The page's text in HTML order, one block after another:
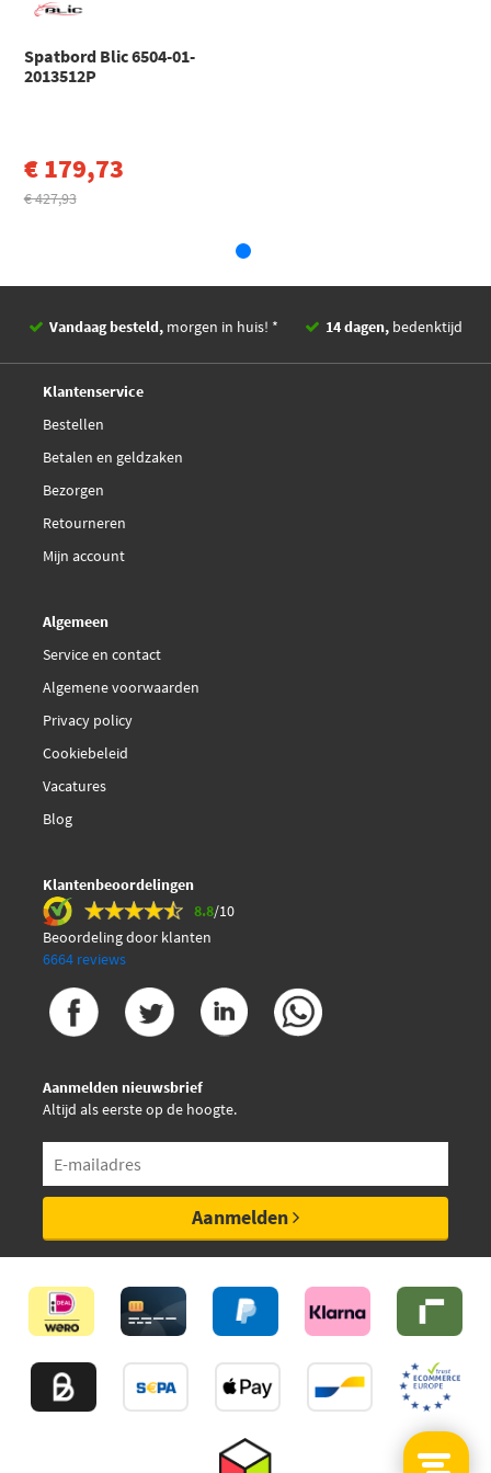
500 (312_) (2007 - 2000)
Fiat
500
500 (312_) (2007 - 2000)
Spatbord Blic 6504-01-
2013512P
€ 179,73
€ 427,93
Vandaag besteld, morgen in huis! * 14 dagen, bedenktijd
Klantenservice
Bestellen
Betalen en geldzaken
Bezorgen
Retourneren
Mijn account
Algemeen
Service en contact
Algemene voorwaarden
Privacy policy
Cookiebeleid
Vacatures
Blog
Klantenbeoordelingen
8.8/10
Beoordeling door klanten
6664 reviews
Aanmelden nieuwsbrief
Altijd als eerste op de hoogte.
Aanmelden